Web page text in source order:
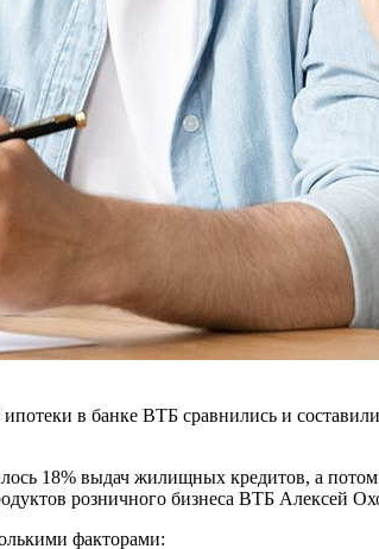
в банке ВТБ сравнились и
18% выдач жилищных кредитов, а
розничного бизнеса ВТБ Алексей
факторами: